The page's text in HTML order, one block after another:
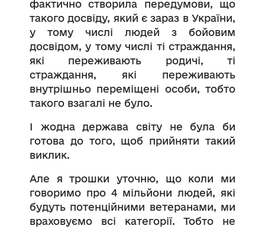
фактично створила передумови, що
такого досвіду, який є зараз в України,
у тому числі людей з бойовим
досвідом, у тому числі ті страждання,
які переживають родичі, ті
страждання, які переживають
внутрішньо переміщені особи, тобто
такого взагалі не було.
І жодна держава світу не була би
готова до того, щоб прийняти такий
виклик.
Але я трошки уточню, що коли ми
говоримо про 4 мільйони людей, які
будуть потенційними ветеранами, ми
враховуємо всі категорії. Тобто не